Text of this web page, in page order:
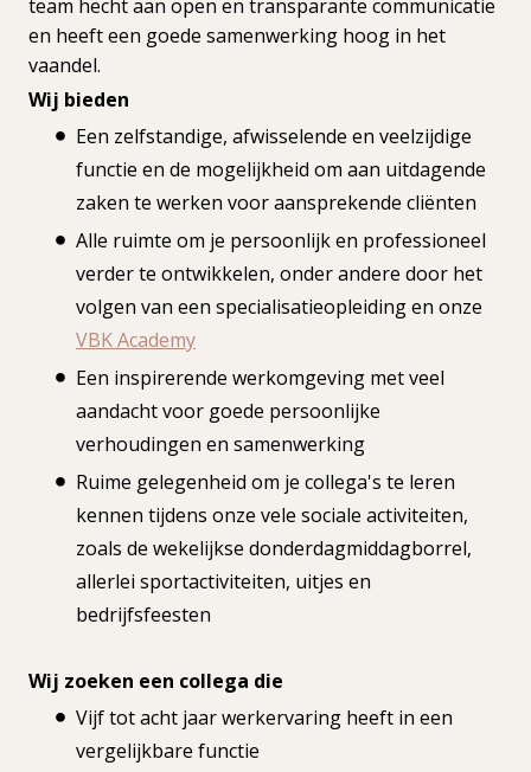
team hecht aan open en transparante communicatie
en heeft een goede samenwerking hoog in het
vaandel.
Wij bieden
Een zelfstandige, afwisselende en veelzijdige
functie en de mogelijkheid om aan uitdagende
zaken te werken voor aansprekende cliënten
Alle ruimte om je persoonlijk en professioneel
verder te ontwikkelen, onder andere door het
volgen van een specialisatieopleiding en onze
VBK Academy
Een inspirerende werkomgeving met veel
aandacht voor goede persoonlijke
verhoudingen en samenwerking
Ruime gelegenheid om je collega's te leren
kennen tijdens onze vele sociale activiteiten,
zoals de wekelijkse donderdagmiddagborrel,
allerlei sportactiviteiten, uitjes en
bedrijfsfeesten
Wij zoeken een collega die
Vijf tot acht jaar werkervaring heeft in een
vergelijkbare functie